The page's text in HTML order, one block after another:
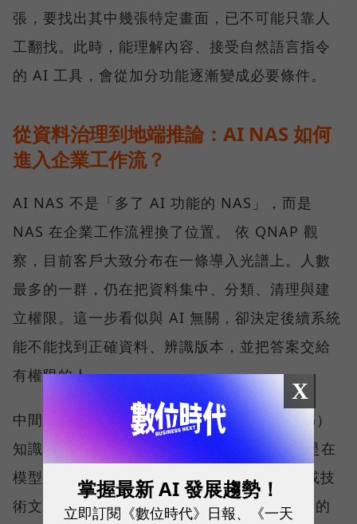
張，要找出其中幾張特定畫面，已不可能只靠人
工翻找。此時，能理解內容、接受自然語言指令
的 AI 工具，會從加分功能逐漸變成必要條件。
從資料治理到地端推論：AI NAS 如何
進入企業工作流？
AI NAS 不是「多了 AI 功能的 NAS」，而是
NAS 在企業工作流裡換了位置。 依 QNAP 觀
察，目前客戶大致分布在一條導入光譜上。人數
最多的一群，仍在把資料集中、分類、清理與建
立權限。這一步看似與 AI 無關，卻決定後續系統
能不能找到正確資料、辨識版本，並把答案交給
有權限的人。
中間一群開始建置私有的檢索增強生成（RAG）
知識庫。RAG 並不是重新訓練一個模型，而是在
模型回答前，先從企業的 SOP、合約、法規或技
術文件中取回相關內容，再產生附有來源依據的
X
掌握最新 AI 發展趨勢！
立即訂閱《數位時代》日報、《一天